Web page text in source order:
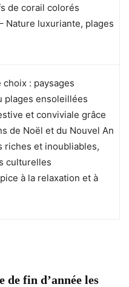
de corail colorés
Nature luxuriante, plages
: paysages
plages ensoleillées
et conviviale grâce
de Noël et du Nouvel An
riches et inoubliables,
culturelles
à la relaxation et à
de fin d’année les